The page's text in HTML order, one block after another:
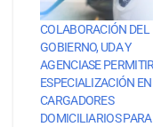
COLABORACIÓN DEL
GOBIERNO, UDA Y
AGENCIASE
ESPECIALIZACIÓN EN
CARGADORES
DOMICILIARIOS PARA